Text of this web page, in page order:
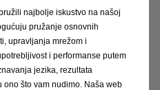
s električnim
KS) i elektrificiranim
prijenosa i
su potrošnja goriva i
u usporedbi s
najbolje iskustvo na našoj
pružanje osnovnih
upravljanja mrežom i
i performanse putem
jezika, rezultata
što vam nudimo. Naša web